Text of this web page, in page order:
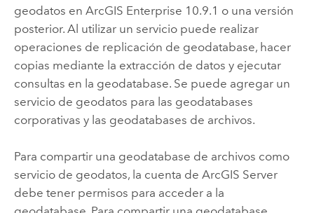
geodatos en ArcGIS Enterprise 10.9.1 o una versión
posterior. Al utilizar un servicio puede realizar
operaciones de replicación de geodatabase, hacer
copias mediante la extracción de datos y ejecutar
consultas en la geodatabase. Se puede agregar un
servicio de geodatos para las geodatabases
corporativas y las geodatabases de archivos.
Para compartir una geodatabase de archivos como
servicio de geodatos, la cuenta de ArcGIS Server
debe tener permisos para acceder a la